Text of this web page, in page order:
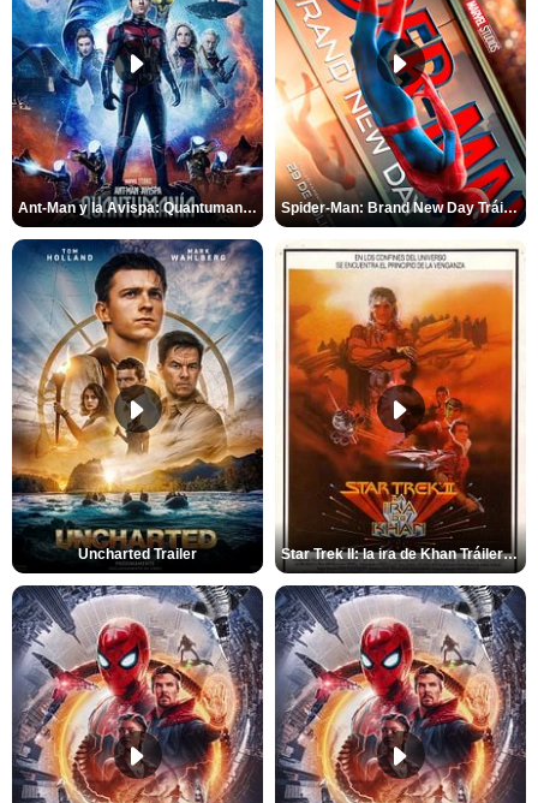
Ant-Man y la Avispa: Quantumanía Tráiler (2) Spider-Man: Brand New Day Tráiler (3)
Uncharted Trailer Star Trek II: la ira de Khan Tráiler VO